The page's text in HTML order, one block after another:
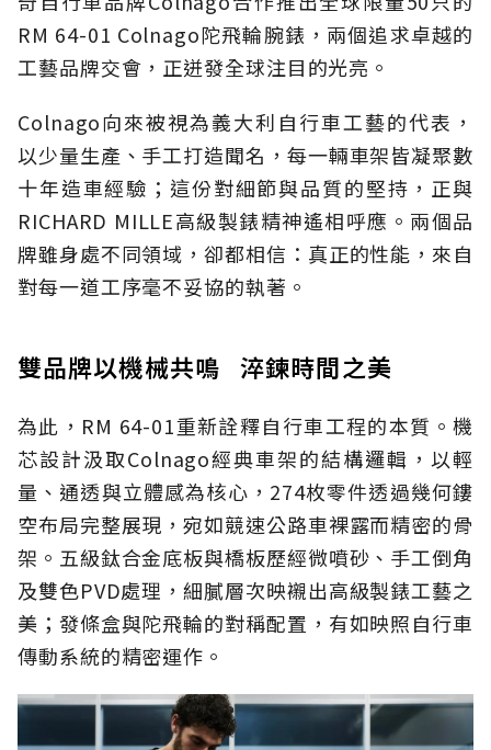
RM 64-01 Colnago陀飛輪腕錶，兩個追求卓越的
工藝品牌交會，正迸發全球注目的光亮。
Colnago向來被視為義大利自行車工藝的代表，
以少量生產、手工打造聞名，每一輛車架皆凝聚數
十年造車經驗；這份對細節與品質的堅持，正與
RICHARD MILLE高級製錶精神遙相呼應。兩個品
牌雖身處不同領域，卻都相信：真正的性能，來自
對每一道工序毫不妥協的執著。
雙品牌以機械共鳴 淬鍊時間之美
為此，RM 64-01重新詮釋自行車工程的本質。機
芯設計汲取Colnago經典車架的結構邏輯，以輕
量、通透與立體感為核心，274枚零件透過幾何鏤
空布局完整展現，宛如競速公路車裸露而精密的骨
架。五級鈦合金底板與橋板歷經微噴砂、手工倒角
及雙色PVD處理，細膩層次映襯出高級製錶工藝之
美；發條盒與陀飛輪的對稱配置，有如映照自行車
傳動系統的精密運作。